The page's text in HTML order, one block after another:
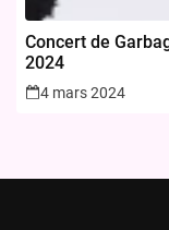
Concert de
2024
4 mars 2024